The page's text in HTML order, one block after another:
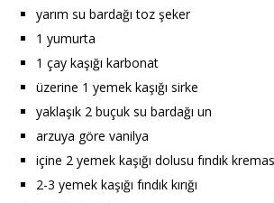
yarım su bardağı toz şeker
1 yumurta
1 çay kaşığı karbonat
üzerine 1 yemek kaşığı sirke
yaklaşık 2 buçuk su bardağı un
arzuya göre vanilya
içine 2 yemek kaşığı dolusu fındık
2-3 yemek kaşığı fındık kırığı